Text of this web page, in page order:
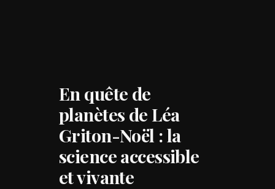
En quête de
planètes de Léa
Griton-Noël : la
science accessible
et vivante